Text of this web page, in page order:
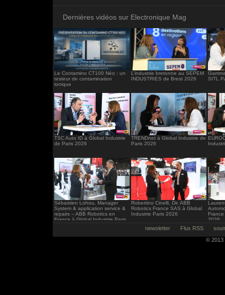
Dernières vidéos sur Electronique Mag
Le Contamino CT100 Néo : un
testeur de contamination
ionique
L’industrie bretonne au SEPEM
INDUSTRIES de Brest 2026
SITL
TSC Auto ID à Global Industrie
de Paris 2026
TRENDnet à Global Industrie de
Paris 2026
Sébastien Lohou, Manager
System & application service &
repairs – ABB Robotics en
France à Global Industrie Paris
Robertino Cinelli, Dir. ABB
Robotics France SAS à Global
Industrie Paris 2026
2026
newsletter Flux RSS
© 2013